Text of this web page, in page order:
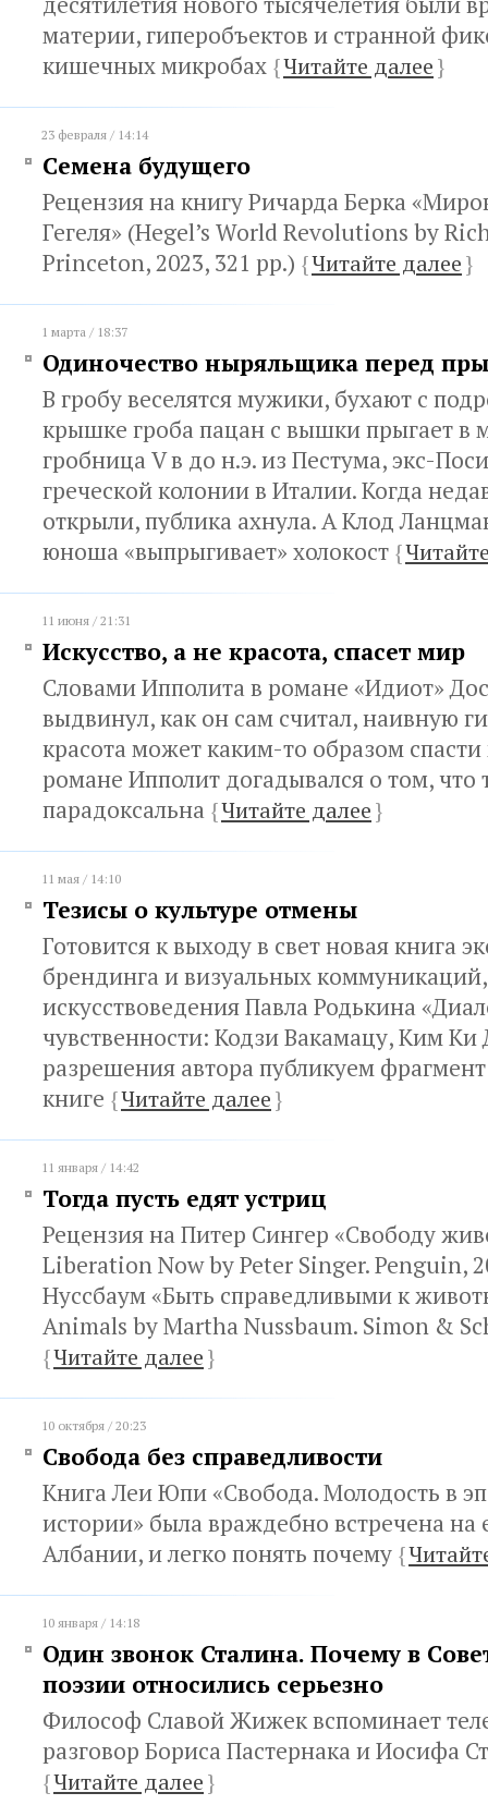
материи, гиперобъектов и странной
кишечных микробах {Читайте далее}
23 февраля / 14:14
Семена будущего
Рецензия на книгу Ричарда Берка
Гегеля» (Hegel’s World Revolutions by
Princeton, 2023, 321 pp.) {Читайте далее}
1 марта / 18:37
Одиночество ныряльщика перед
В гробу веселятся мужики, бухают с
крышке гроба пацан с вышки прыгает в
гробница V в до н.э. из Пестума, экс-
греческой колонии в Италии. Когда
открыли, публика ахнула. А Клод
юноша «выпрыгивает» холокост {
11 июня / 21:31
Искусство, а не красота, спасет мир
Словами Ипполита в романе «Идиот»
выдвинул, как он сам считал, наивную
красота может каким-то образом
романе Ипполит догадывался о том, что
парадоксальна {Читайте далее}
11 мая / 14:10
Тезисы о культуре отмены
Готовится к выходу в свет новая книга
брендинга и визуальных
искусствоведения Павла Родькина
чувственности: Кодзи Вакамацу, Ким Ки
разрешения автора публикуем
книге {Читайте далее}
11 января / 14:42
Тогда пусть едят устриц
Рецензия на Питер Сингер «Свободу
Liberation Now by Peter Singer. Penguin,
Нуссбаум «Быть справедливыми к
Animals by Martha Nussbaum. Simon &
{Читайте далее}
10 октября / 20:23
Свобода без справедливости
Книга Леи Юпи «Свобода. Молодость в
истории» была враждебно встречена на
Албании, и легко понять почему {
10 января / 14:18
Один звонок Сталина. Почему в
поэзии относились серьезно
Философ Славой Жижек вспоминает
разговор Бориса Пастернака и Иосифа
{Читайте далее}